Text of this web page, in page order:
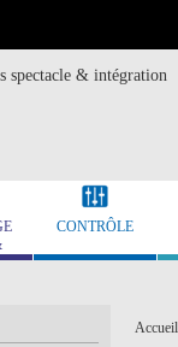
spectacle & intégration
CONTRÔLE
Accueil